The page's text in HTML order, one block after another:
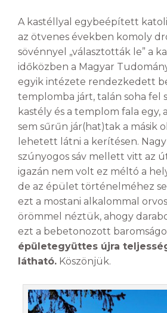
A kastéllyal egybeépített
az ötvenes években komoly
sövénnyel „választották le” a
időközben a Magyar
egyik intézete rendezkedett
templomba járt, talán soha fel
kastély és a templom fala egy,
sem sűrűn jár(hat)tak a másik
lehetett látni a kerítésen.
szúnyogos sáv mellett vitt az
igazán nem volt ez méltó a
de az épület történelméhez
ezt a mostani alkalommal
örömmel néztük, ahogy
ezt a bebetonozott
épületegyüttes újra
látható. Köszönjük.